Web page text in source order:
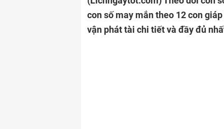
con số may mắn theo 12 con
vận phát tài chi tiết và đầy đủ